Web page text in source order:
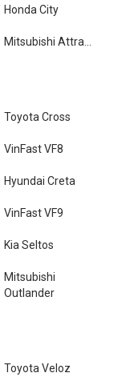
Honda City
Toyota Cross
VinFast VF8
Hyundai Creta
VinFast VF9
Kia Seltos
Mitsubishi
Outlander
Toyota Veloz